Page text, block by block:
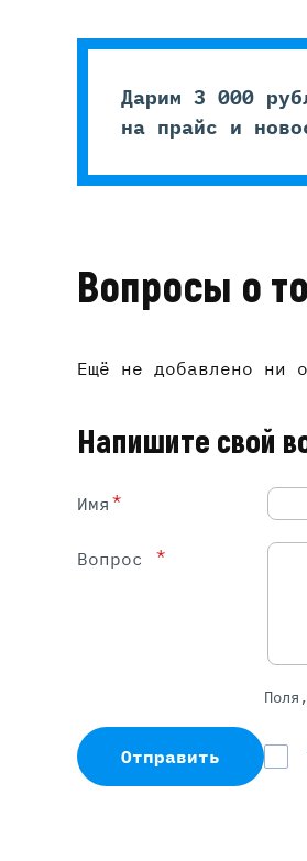
Дарим 3 000
на прайс и
Вопросы о
Ещё не добавлено ни
Напишите свой
Имя *
Вопрос *
Отправить